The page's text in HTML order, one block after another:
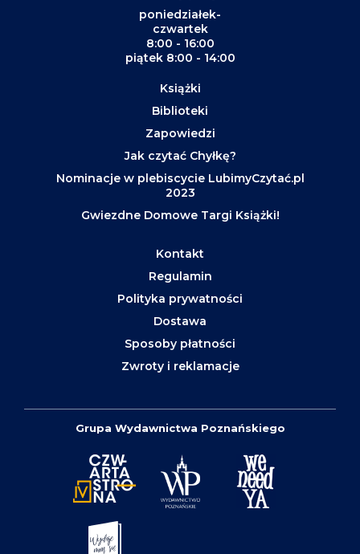
poniedziałek-
czwartek
8:00 - 16:00
piątek 8:00 - 14:00
Książki
Biblioteki
Zapowiedzi
Jak czytać Chyłkę?
Nominacje w plebiscycie LubimyCzytać.pl
2023
Gwiezdne Domowe Targi Książki!
Kontakt
Regulamin
Polityka prywatności
Dostawa
Sposoby płatności
Zwroty i reklamacje
Grupa Wydawnictwa Poznańskiego